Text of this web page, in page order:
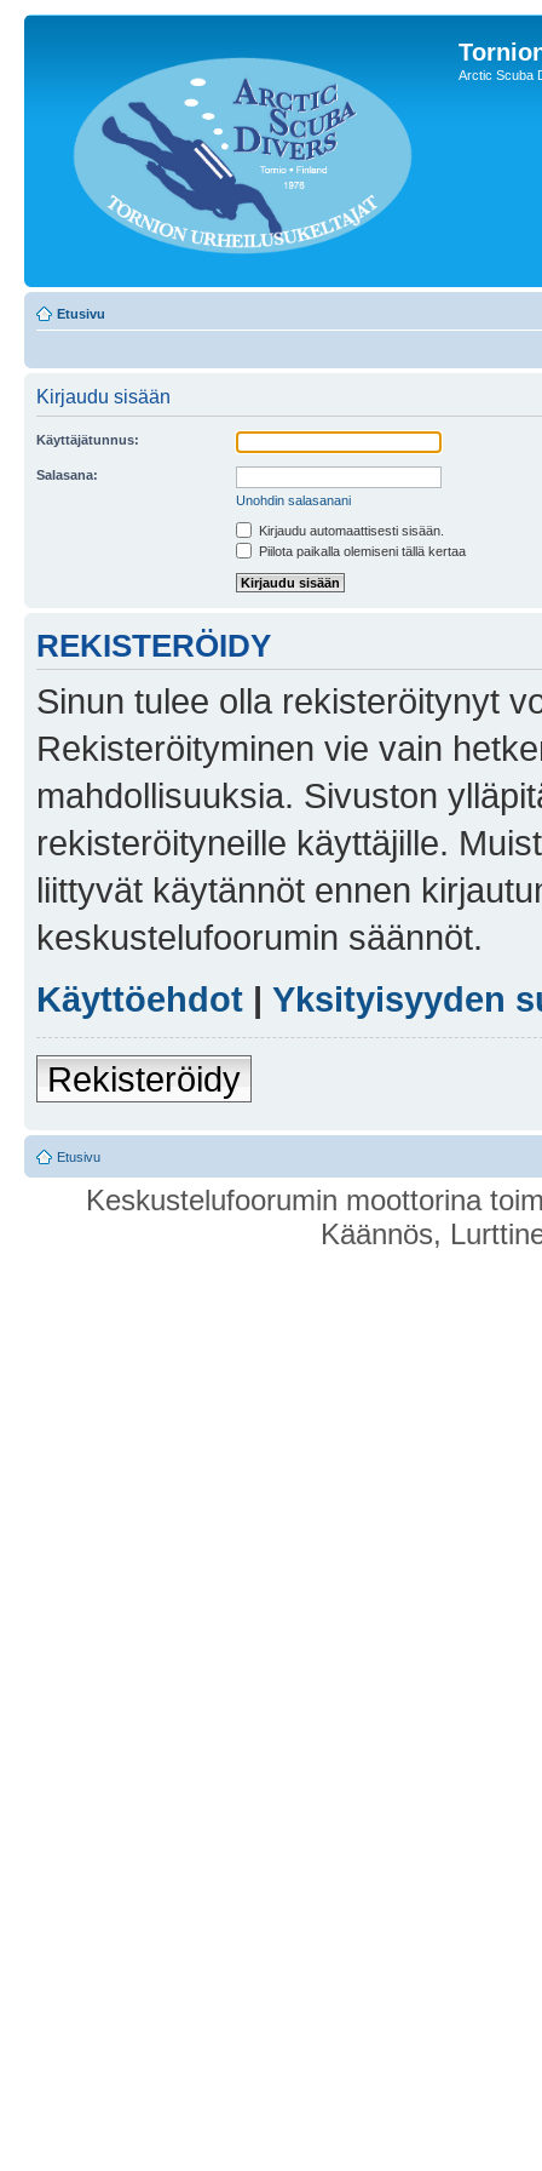
Arctic Scuba
Etusivu
Kirjaudu sisään
Käyttäjätunnus:
Salasana:
Unohdin salasanani
Kirjaudu automaattisesti sisään.
Piilota paikalla olemiseni tällä kertaa
REKISTERÖIDY
Sinun tulee olla rekisteröitynyt
Rekisteröityminen vie vain
mahdollisuuksia. Sivuston
rekisteröityneille käyttäjille.
liittyvät käytännöt ennen
keskustelufoorumin säännöt.
Käyttöehdot | Yksityisyyden
Rekisteröidy
Etusivu
Keskustelufoorumin moottorina
Käännös,